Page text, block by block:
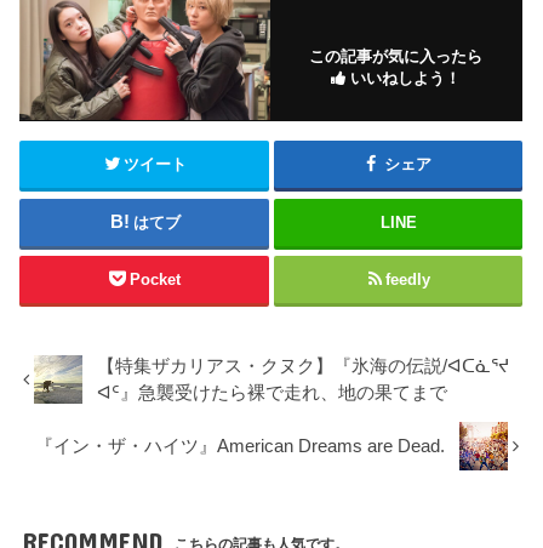
この記事が気に入ったら
いいねしよう！
ツイート シェア
はてブ LINE
Pocket feedly
【特集ザカリアス・クヌク】『氷海の伝説/ᐊᑕᓈᕐᔪ
ᐊᑦ』急襲受けたら裸で走れ、地の果てまで
『イン・ザ・ハイツ』American Dreams are Dead.
RECOMMEND